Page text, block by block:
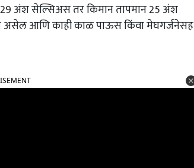
अंश सेल्सिअस तर किमान तापमान 25 अंश
आणि काही काळ पाऊस किंवा मेघगर्जनेसह